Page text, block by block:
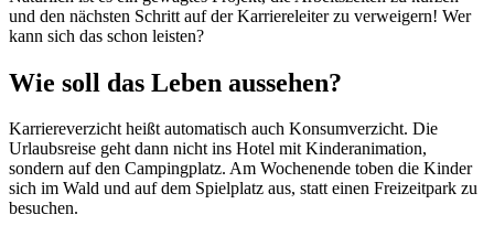
und den nächsten Schritt auf der Karriereleiter zu verweigern! Wer
kann sich das schon leisten?
Wie soll das Leben aussehen?
Karriereverzicht heißt automatisch auch Konsumverzicht. Die
Urlaubsreise geht dann nicht ins Hotel mit Kinderanimation,
sondern auf den Campingplatz. Am Wochenende toben die Kinder
sich im Wald und auf dem Spielplatz aus, statt einen Freizeitpark zu
besuchen.